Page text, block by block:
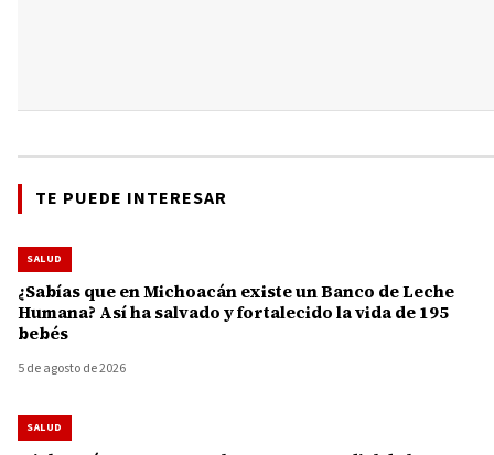
TE PUEDE INTERESAR
SALUD
¿Sabías que en Michoacán existe un Banco de Leche
Humana? Así ha salvado y fortalecido la vida de 195
bebés
5 de agosto de 2026
SALUD